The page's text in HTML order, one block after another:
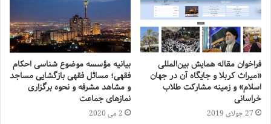
فراخوان مقاله همایش بین‌المللی
«میراث كربلا و جایگاه آن در جهان
اسلام» و زمینه مشارکت طلاب
خراسانی
27 جولای 2019
بیانیه مؤسسه موضوع شناسی احکام
فقهی؛ مسائل فقهی بازگشایی مساجد
و مشاهد مشرفه و نحوه برگزاری
نمازهای جماعت
2 می 2020